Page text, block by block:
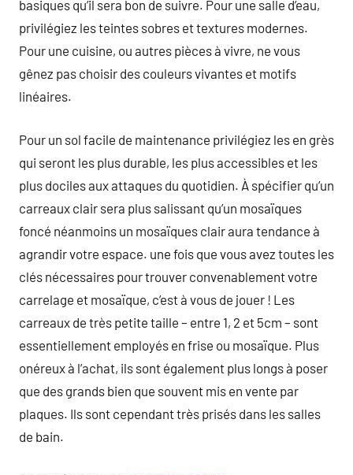
basiques qu’il sera bon de suivre. Pour une salle d’eau,
privilégiez les teintes sobres et textures modernes.
Pour une cuisine, ou autres pièces à vivre, ne vous
gênez pas choisir des couleurs vivantes et motifs
linéaires.
Pour un sol facile de maintenance privilégiez les en grès
qui seront les plus durable, les plus accessibles et les
plus dociles aux attaques du quotidien. À spécifier qu’un
carreaux clair sera plus salissant qu’un mosaïques
foncé néanmoins un mosaïques clair aura tendance à
agrandir votre espace. une fois que vous avez toutes les
clés nécessaires pour trouver convenablement votre
carrelage et mosaïque, c’est à vous de jouer ! Les
carreaux de très petite taille – entre 1, 2 et 5cm – sont
essentiellement employés en frise ou mosaïque. Plus
onéreux à l’achat, ils sont également plus longs à poser
que des grands bien que souvent mis en vente par
plaques. Ils sont cependant très prisés dans les salles
de bain.